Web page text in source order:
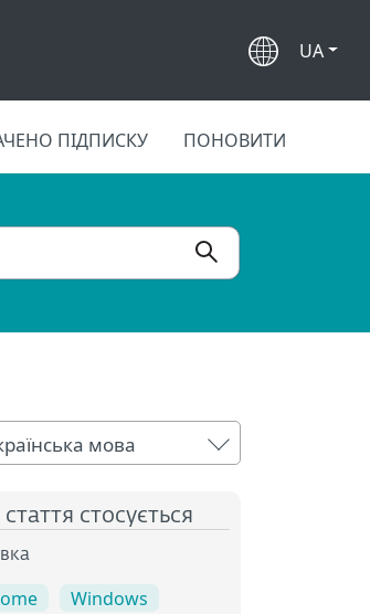
UA
ПІДПИСКУ ПОНОВИТИ
мова
стосується
Windows